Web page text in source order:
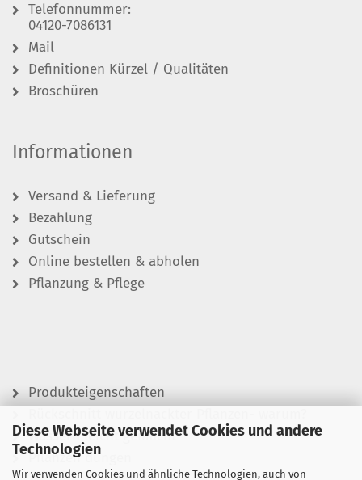
Diese Webseite verwendet Cookies und andere
Technologien
Wir verwenden Cookies und ähnliche Technologien, auch von
Telefonnummer:
04120-7086131
Mail
Definitionen Kürzel / Qualitäten
Broschüren
Informationen
Versand & Lieferung
Bezahlung
Gutschein
Online bestellen & abholen
Pflanzung & Pflege
Produkteigenschaften
Wässern leicht gemacht
Pflanzen düngen